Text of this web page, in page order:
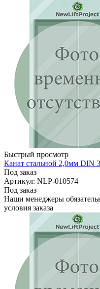
Быстрый просмотр
Канат стальной 2,0мм DIN
Под заказ
Артикул: NLP-010574
Под заказ
Наши менеджеры
условия заказа